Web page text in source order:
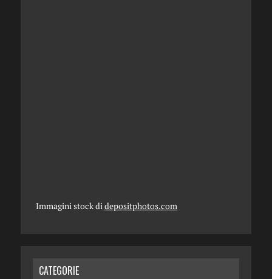
Immagini stock didepositphotos.com
CATEGORIE